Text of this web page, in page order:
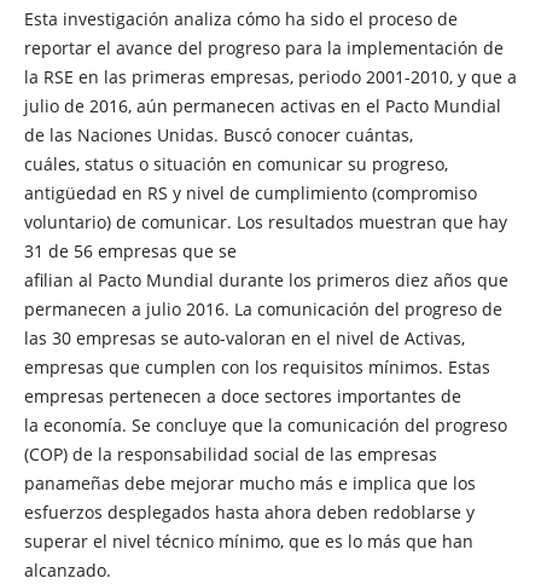
Esta investigación analiza cómo ha sido el proceso de
reportar el avance del progreso para la implementación de
la RSE en las primeras empresas, periodo 2001-2010, y que a
julio de 2016, aún permanecen activas en el Pacto Mundial
de las Naciones Unidas. Buscó conocer cuántas,
cuáles, status o situación en comunicar su progreso,
antigüedad en RS y nivel de cumplimiento (compromiso
voluntario) de comunicar. Los resultados muestran que hay
31 de 56 empresas que se
afilian al Pacto Mundial durante los primeros diez años que
permanecen a julio 2016. La comunicación del progreso de
las 30 empresas se auto-valoran en el nivel de Activas,
empresas que cumplen con los requisitos mínimos. Estas
empresas pertenecen a doce sectores importantes de
la economía. Se concluye que la comunicación del progreso
(COP) de la responsabilidad social de las empresas
panameñas debe mejorar mucho más e implica que los
esfuerzos desplegados hasta ahora deben redoblarse y
superar el nivel técnico mínimo, que es lo más que han
alcanzado.